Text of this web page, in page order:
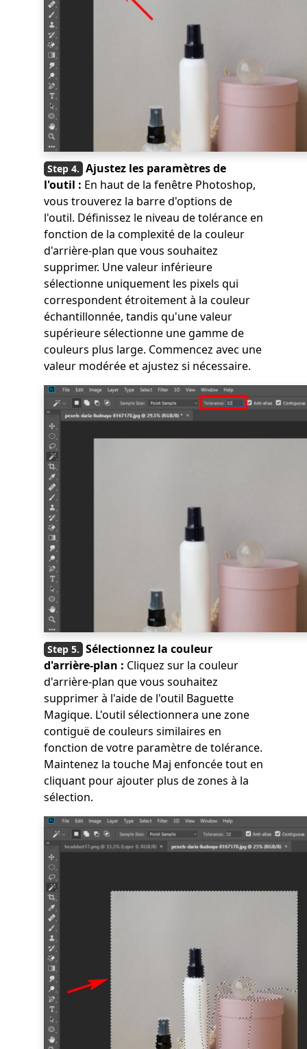
Ajustez les paramètres de
l'outil : En haut de la fenêtre Photoshop,
vous trouverez la barre d'options de
l'outil. Définissez le niveau de tolérance en
fonction de la complexité de la couleur
d'arrière-plan que vous souhaitez
supprimer. Une valeur inférieure
sélectionne uniquement les pixels qui
correspondent étroitement à la couleur
échantillonnée, tandis qu'une valeur
supérieure sélectionne une gamme de
couleurs plus large. Commencez avec une
valeur modérée et ajustez si nécessaire.
Sélectionnez la couleur
d'arrière-plan : Cliquez sur la couleur
d'arrière-plan que vous souhaitez
supprimer à l'aide de l'outil Baguette
Magique. L'outil sélectionnera une zone
contiguë de couleurs similaires en
fonction de votre paramètre de tolérance.
Maintenez la touche Maj enfoncée tout en
cliquant pour ajouter plus de zones à la
sélection.